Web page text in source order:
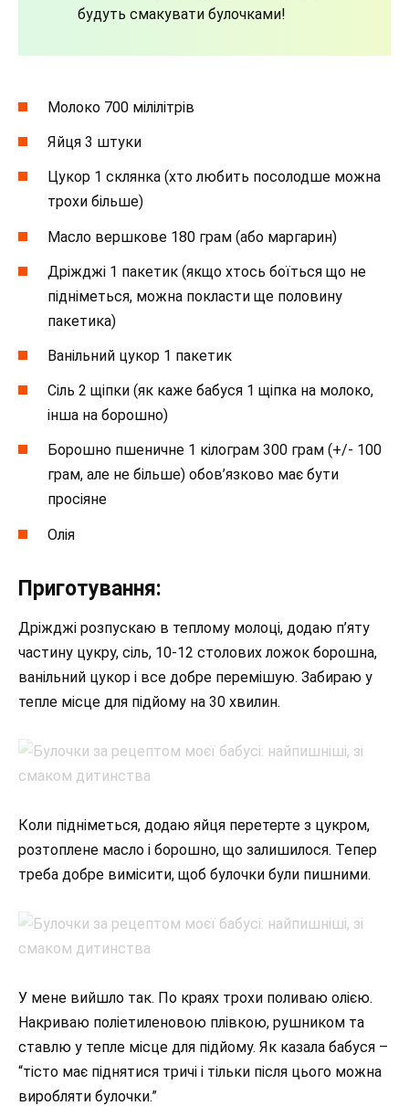
будуть смакувати булочками!
Молоко 700 мілілітрів
Яйця 3 штуки
Цукор 1 склянка (хто любить посолодше можна
трохи більше)
Масло вершкове 180 грам (або маргарин)
Дріжджі 1 пакетик (якщо хтось боїться що не
підніметься, можна покласти ще половину
пакетика)
Ванільний цукор 1 пакетик
Сіль 2 щіпки (як каже бабуся 1 щіпка на молоко,
інша на борошно)
Борошно пшеничне 1 кілограм 300 грам (+/- 100
грам, але не більше) обов’язково має бути
просіяне
Олія
Приготування:
Дріжджі розпускаю в теплому молоці, додаю п’яту
частину цукру, сіль, 10-12 столових ложок борошна,
ванільний цукор і все добре перемішую. Забираю у
тепле місце для підйому на 30 хвилин.
Коли підніметься, додаю яйця перетерте з цукром,
розтоплене масло і борошно, що залишилося. Тепер
треба добре вимісити, щоб булочки були пишними.
У мене вийшло так. По краях трохи поливаю олією.
Накриваю поліетиленовою плівкою, рушником та
ставлю у тепле місце для підйому. Як казала бабуся –
“тісто має піднятися тричі і тільки після цього можна
виробляти булочки.”